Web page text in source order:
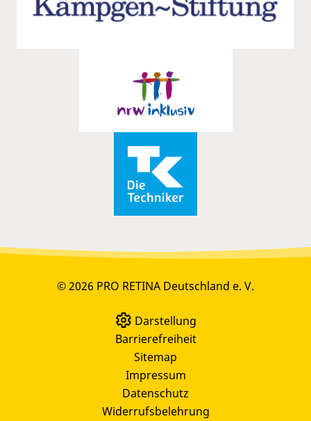
© 2026 PRO RETINA Deutschland e. V.
Darstellung
Barrierefreiheit
Sitemap
Impressum
Datenschutz
Widerrufsbelehrung